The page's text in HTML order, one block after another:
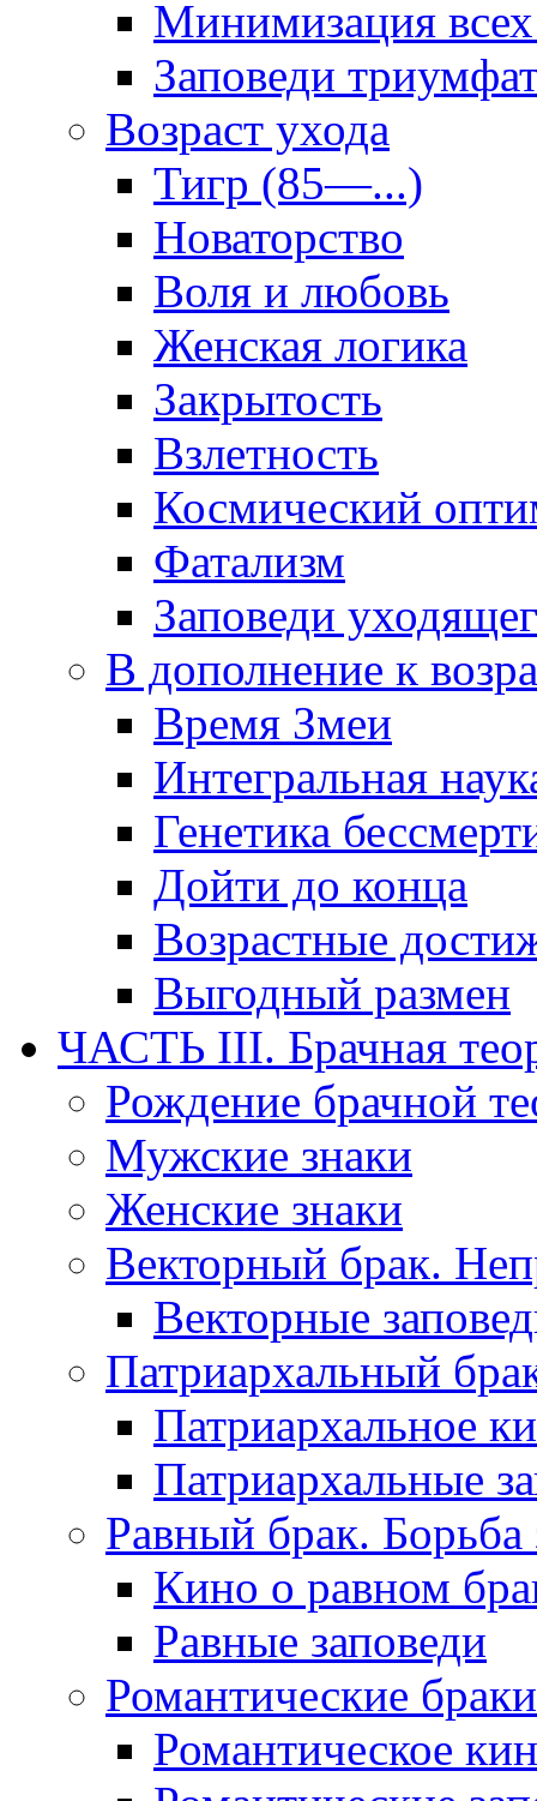
Минимизация
Заповеди
Возраст ухода
Тигр (85—...)
Новаторство
Воля и любовь
Женская логика
Закрытость
Взлетность
Космический
Фатализм
Заповеди
В дополнение к
Время Змеи
Интегральная
Генетика
Дойти до конца
Возрастные
Выгодный размен
ЧАСТЬ III. Брачная
Рождение брачной
Мужские знаки
Женские знаки
Векторный брак.
Векторные
Патриархальный
Патриархальное
Патриархальные
Равный брак. Борьба
Кино о равном
Равные заповеди
Романтические
Романтическое